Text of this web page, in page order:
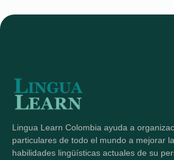
Lingua Learn Colombia ayuda a
particulares de todo el mundo a mejorar
habilidades lingüísticas actuales de su